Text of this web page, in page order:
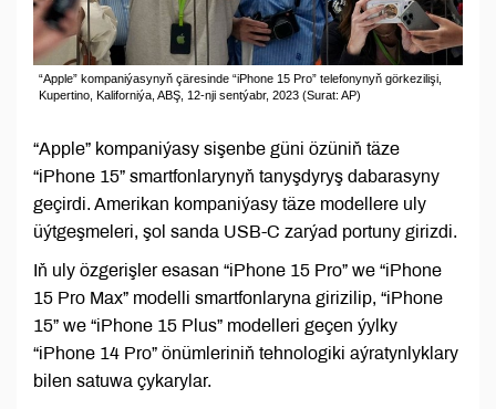
“Apple” kompaniýasynyň çäresinde “iPhone 15 Pro” telefonynyň görkezilişi,
Kupertino, Kaliforniýa, ABŞ, 12-nji sentýabr, 2023 (Surat: AP)
“Apple” kompaniýasy sişenbe güni özüniň täze
“iPhone 15” smartfonlarynyň tanyşdyryş dabarasyny
geçirdi. Amerikan kompaniýasy täze modellere uly
üýtgeşmeleri, şol sanda USB-C zarýad portuny girizdi.
Iň uly özgerişler esasan “iPhone 15 Pro” we “iPhone
15 Pro Max” modelli smartfonlaryna girizilip, “iPhone
15” we “iPhone 15 Plus” modelleri geçen ýylky
“iPhone 14 Pro” önümleriniň tehnologiki aýratynlyklary
bilen satuwa çykarylar.